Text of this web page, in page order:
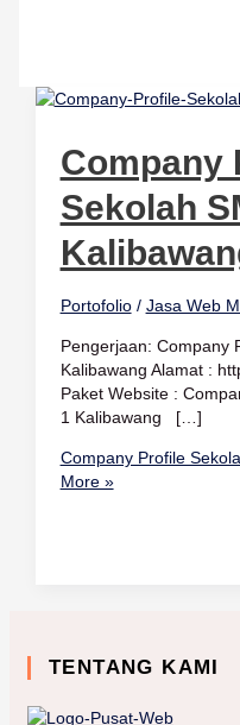
Company
Sekolah
Portofolio/ Jasa Web
Pengerjaan: Company
Kalibawang Alamat :
Paket Website :
1 Kalibawang […]
Company Profile
More »
TENTANG KAMI